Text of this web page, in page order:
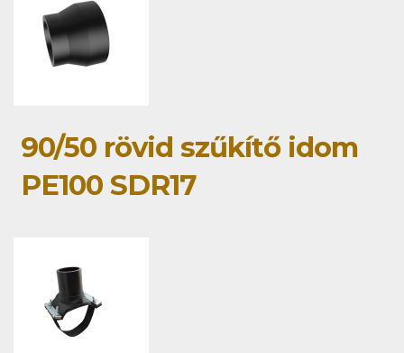
90/50 rövid szűkítő idom
PE100 SDR17